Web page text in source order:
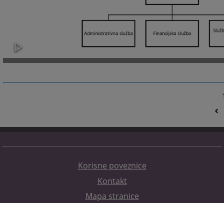
Korisne poveznice
Kontakt
Mapa stranice